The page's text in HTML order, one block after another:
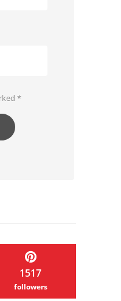
*
1517
followers